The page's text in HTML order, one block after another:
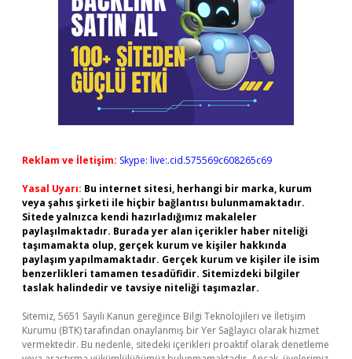
Reklam ve İletişim: Skype: live:.cid.575569c608265c69
Yasal Uyarı: Bu internet sitesi, herhangi bir marka, kurum
veya şahıs şirketi ile hiçbir bağlantısı bulunmamaktadır.
Sitede yalnızca kendi hazırladığımız makaleler
paylaşılmaktadır. Burada yer alan içerikler haber niteliği
taşımamakta olup, gerçek kurum ve kişiler hakkında
paylaşım yapılmamaktadır. Gerçek kurum ve kişiler ile isim
benzerlikleri tamamen tesadüfidir. Sitemizdeki bilgiler
taslak halindedir ve tavsiye niteliği taşımazlar.
Sitemiz, 5651 Sayılı Kanun gereğince Bilgi Teknolojileri ve İletişim
Kurumu (BTK) tarafından onaylanmış bir Yer Sağlayıcı olarak hizmet
vermektedir. Bu nedenle, sitedeki içerikleri proaktif olarak denetleme